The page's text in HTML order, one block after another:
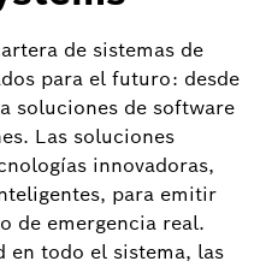
de sistemas de
para el futuro: desde
soluciones de software
Las soluciones
innovadoras,
para emitir
de emergencia real.
en todo el sistema, las